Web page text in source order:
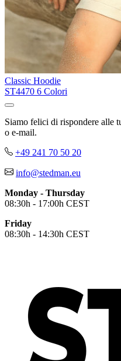
Classic Hoodie
ST4470 6 Colori
Siamo felici di rispondere alle
o e-mail.
+49 241 70 50 20
info@stedman.eu
Monday - Thursday
08:30h - 17:00h CEST
Friday
08:30h - 14:30h CEST